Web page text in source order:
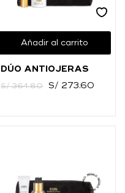
Añadir al carrito
DÚO ANTIOJERAS
S/364.80 S/ 273.60